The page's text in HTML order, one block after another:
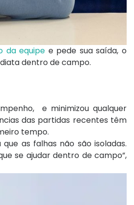
da equipe e pede sua saída, o
dentro de campo.
e minimizou qualquer
das partidas recentes têm
tempo.
as falhas não são isoladas.
se ajudar dentro de campo”,